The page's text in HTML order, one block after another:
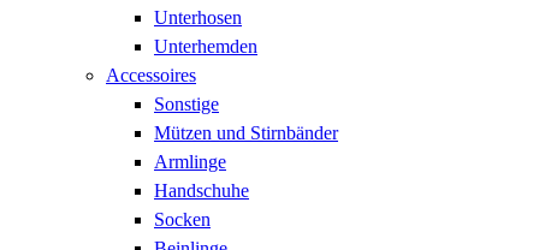
Unterhosen
Unterhemden
Accessoires
Sonstige
Mützen und Stirnbänder
Armlinge
Handschuhe
Socken